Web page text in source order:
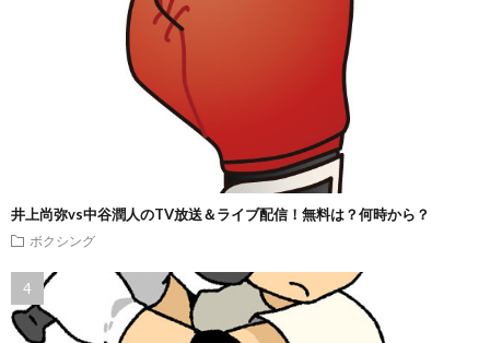
井上尚弥vs中谷潤人のTV放送＆ライブ配信！無料は？何時から？
ボクシング